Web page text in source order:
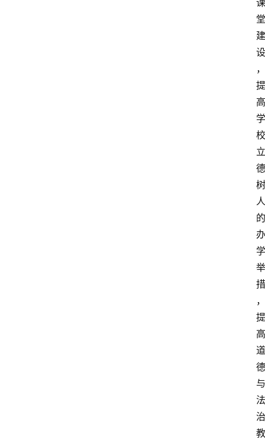
课
堂
建
设
，
提
高
学
校
立
德
树
人
的
办
学
举
措
，
提
高
道
德
与
法
治
教